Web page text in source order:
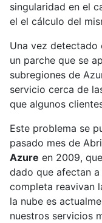
singularidad en el
el el cálculo del
Una vez detectado
un parche que se
subregiones de
servicio cerca de
que algunos
Este problema se
pasado mes de
Azure en 2009,
dado que afectan a
completa reavivan
la nube es
nuestros servicios